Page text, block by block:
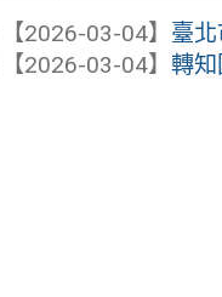
【2026-03-04】 臺
【2026-03-04】轉知